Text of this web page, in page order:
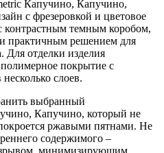
Капучино, Капучино,
с фрезеровкой и цветовое
контрастным темным коробом,
практичным решением для
Для отделки изделия
полимерное покрытие с
слоев.
выбранный
Капучино, который не
ржавыми пятнами. Не
содержимого –
минимизирующим